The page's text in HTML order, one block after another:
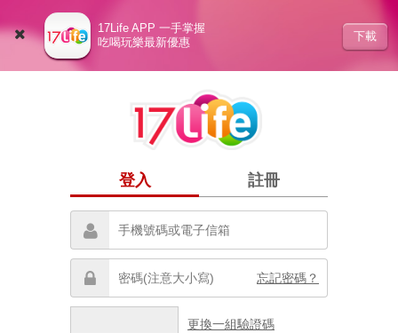
17Life APP 一手掌握
吃喝玩樂最新優惠
下載
登入 註冊
忘記密碼？
更換一組驗證碼